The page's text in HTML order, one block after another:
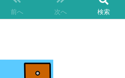
前へ 次へ 検索